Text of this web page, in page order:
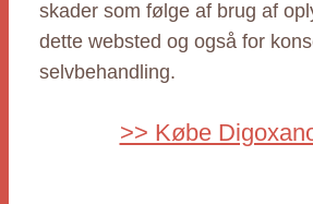
skader som følge af brug af
dette websted og også for
selvbehandling.
>> Købe